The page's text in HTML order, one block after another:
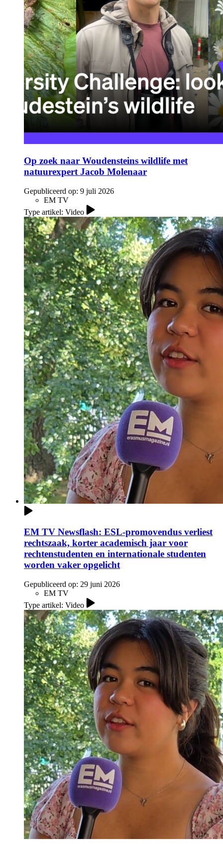
Op zoek naar Woudensteins wildlife met
natuurexpert Jacob Molenaar
Gepubliceerd op: 9 juli 2026
EM TV
Type artikel: Video
EM TV Newsflash: ESL-promovendus verliest
rechtszaak, korter academisch jaar voor
rechtenstudenten en internationale studenten
worden vaker opgelicht
Gepubliceerd op: 29 juni 2026
EM TV
Type artikel: Video